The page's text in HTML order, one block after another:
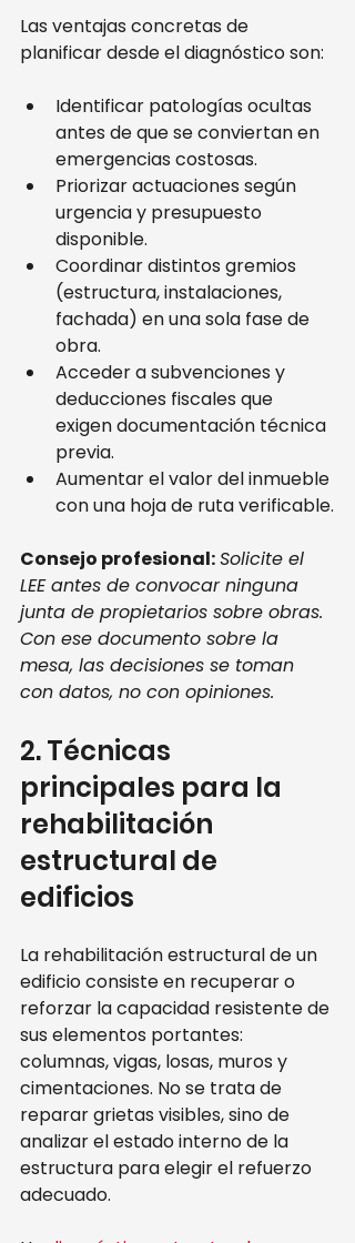
Las ventajas concretas de
planificar desde el diagnóstico son:
Identificar patologías ocultas
antes de que se conviertan en
emergencias costosas.
Priorizar actuaciones según
urgencia y presupuesto
disponible.
Coordinar distintos gremios
(estructura, instalaciones,
fachada) en una sola fase de
obra.
Acceder a subvenciones y
deducciones fiscales que
exigen documentación técnica
previa.
Aumentar el valor del inmueble
con una hoja de ruta verificable.
Consejo profesional:Solicite el
LEE antes de convocar ninguna
junta de propietarios sobre obras.
Con ese documento sobre la
mesa, las decisiones se toman
con datos, no con opiniones.
2. Técnicas
principales para la
rehabilitación
estructural de
edificios
La rehabilitación estructural de un
edificio consiste en recuperar o
reforzar la capacidad resistente de
sus elementos portantes:
columnas, vigas, losas, muros y
cimentaciones. No se trata de
reparar grietas visibles, sino de
analizar el estado interno de la
estructura para elegir el refuerzo
adecuado.